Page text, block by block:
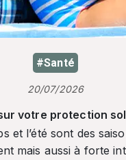
#Santé
20/07/2026
votre protection
et l’été sont des
mais aussi à forte